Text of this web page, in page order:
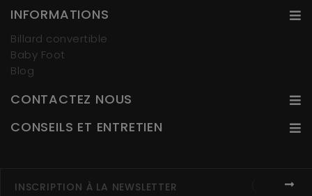
INFORMATIONS
Billard convertible
Baby Foot
Blog
CONTACTEZ NOUS
CONSEILS ET ENTRETIEN